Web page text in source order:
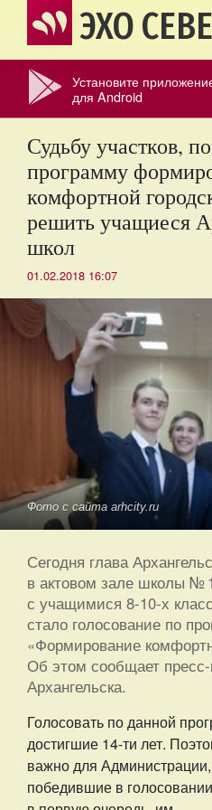
ЭХО
Установите
для Android
Судьбу участков,
программу
комфортной
решить учащиеся
школ
01.02.2018 16:07
Фото с сайта arhcity.ru
Сегодня глава
в актовом зале школы №
с учащимися 8-10-х
стало голосование по
«Формирование
Об этом сообщает
Архангельска.
Голосовать по данной
достигшие 14-ти лет.
важно для Администрации,
победившие в